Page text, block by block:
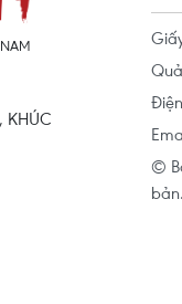
KHÚC
©
bản.